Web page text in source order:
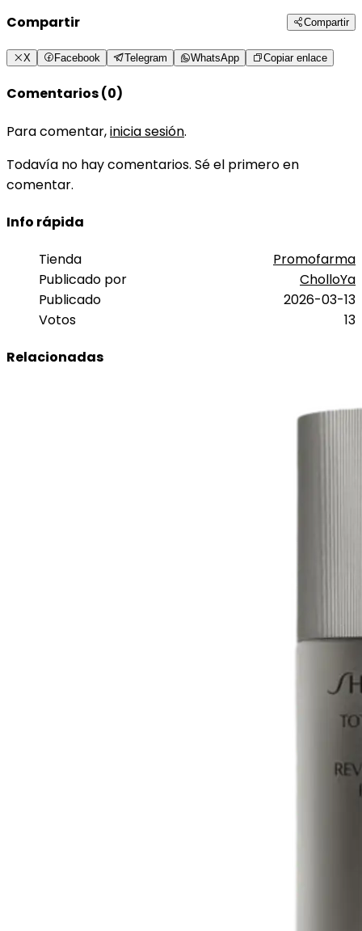
Compartir Compartir
X Facebook Telegram WhatsApp Copiar enlace
Comentarios (0)
Para comentar,inicia sesión.
Todavía no hay comentarios. Sé el primero en
comentar.
Info rápida
Tienda
Promofarma
Publicado por
CholloYa
Publicado
2026-03-13
Votos
13
Relacionadas